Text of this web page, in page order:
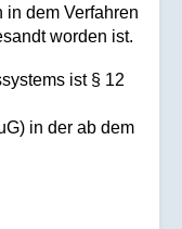
dem Verfahren
worden ist.
ist § 12
in der ab dem